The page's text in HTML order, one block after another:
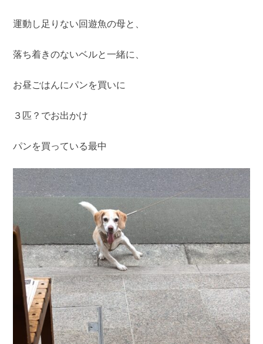
運動し足りない回遊魚の母と、
落ち着きのないベルと一緒に、
お昼ごはんにパンを買いに
３匹？でお出かけ
パンを買っている最中